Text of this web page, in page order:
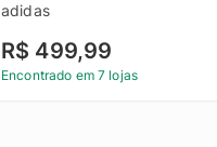
adidas
R$ 499,99
Encontrado em 7 lojas